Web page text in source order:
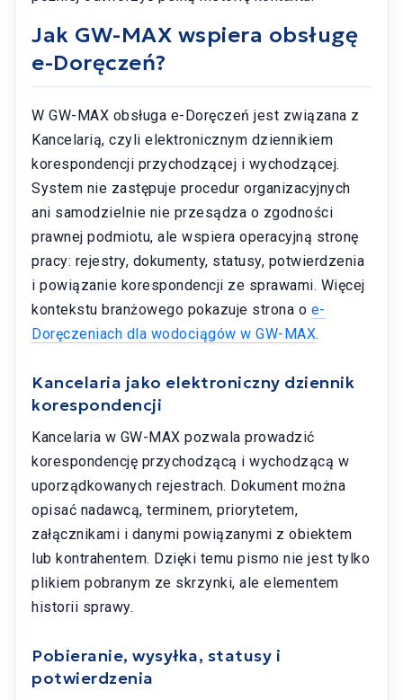
Jak GW-MAX wspiera obsługę
e-Doręczeń?
W GW-MAX obsługa e-Doręczeń jest związana z
Kancelarią, czyli elektronicznym dziennikiem
korespondencji przychodzącej i wychodzącej.
System nie zastępuje procedur organizacyjnych
ani samodzielnie nie przesądza o zgodności
prawnej podmiotu, ale wspiera operacyjną stronę
pracy: rejestry, dokumenty, statusy, potwierdzenia
i powiązanie korespondencji ze sprawami. Więcej
kontekstu branżowego pokazuje strona o e-
Doręczeniach dla wodociągów w GW-MAX.
Kancelaria jako elektroniczny dziennik
korespondencji
Kancelaria w GW-MAX pozwala prowadzić
korespondencję przychodzącą i wychodzącą w
uporządkowanych rejestrach. Dokument można
opisać nadawcą, terminem, priorytetem,
załącznikami i danymi powiązanymi z obiektem
lub kontrahentem. Dzięki temu pismo nie jest tylko
plikiem pobranym ze skrzynki, ale elementem
historii sprawy.
Pobieranie, wysyłka, statusy i
potwierdzenia